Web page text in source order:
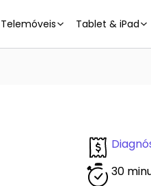
Telemóveis Tablet & iPad
30